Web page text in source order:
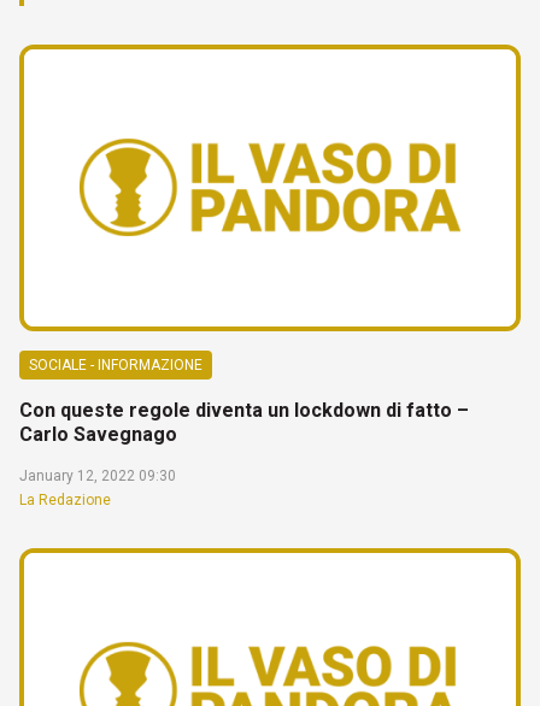
SOCIALE - INFORMAZIONE
Con queste regole diventa un lockdown di fatto –
Carlo Savegnago
January 12, 2022 09:30
La Redazione